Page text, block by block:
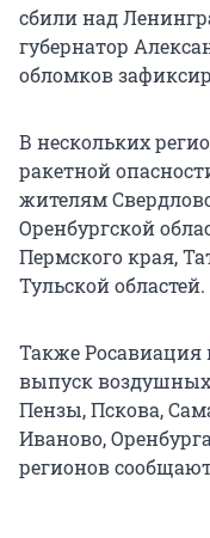
сбили над
губернатор
обломков
В нескольких
ракетной
жителям
Оренбургской
Пермского края,
Тульской областей.
Также Росавиация
выпуск воздушных
Пензы, Пскова,
Иваново,
регионов